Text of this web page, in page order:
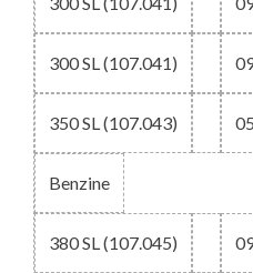
300 SL (107.041)
350 SL (107.043)
Benzine
380 SL (107.045)